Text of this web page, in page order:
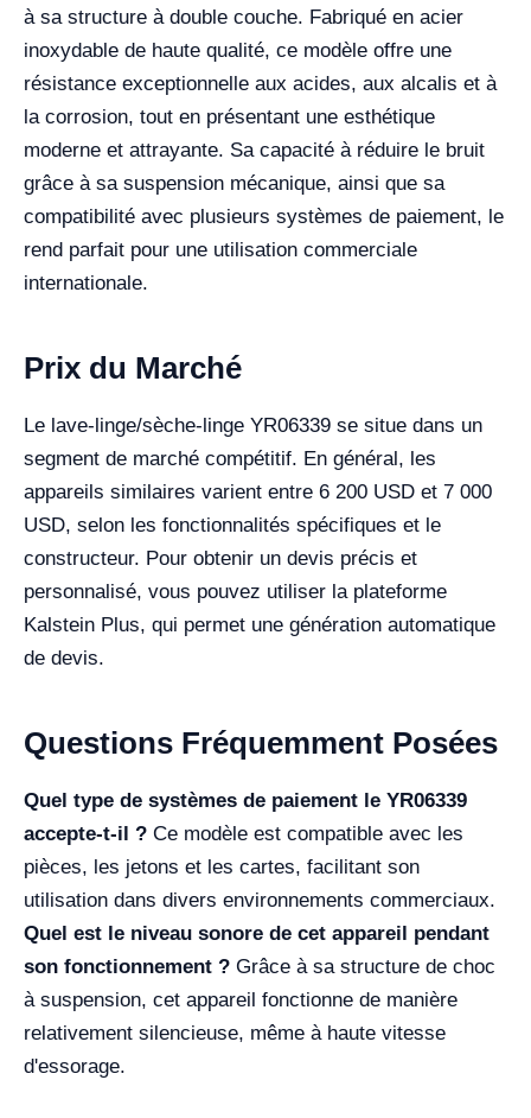
à sa structure à double couche. Fabriqué en acier
inoxydable de haute qualité, ce modèle offre une
résistance exceptionnelle aux acides, aux alcalis et à
la corrosion, tout en présentant une esthétique
moderne et attrayante. Sa capacité à réduire le bruit
grâce à sa suspension mécanique, ainsi que sa
compatibilité avec plusieurs systèmes de paiement, le
rend parfait pour une utilisation commerciale
internationale.
Prix du Marché
Le lave-linge/sèche-linge YR06339 se situe dans un
segment de marché compétitif. En général, les
appareils similaires varient entre 6 200 USD et 7 000
USD, selon les fonctionnalités spécifiques et le
constructeur. Pour obtenir un devis précis et
personnalisé, vous pouvez utiliser la plateforme
Kalstein Plus, qui permet une génération automatique
de devis.
Questions Fréquemment Posées
Quel type de systèmes de paiement le YR06339
accepte-t-il ? Ce modèle est compatible avec les
pièces, les jetons et les cartes, facilitant son
utilisation dans divers environnements commerciaux.
Quel est le niveau sonore de cet appareil pendant
son fonctionnement ? Grâce à sa structure de choc
à suspension, cet appareil fonctionne de manière
relativement silencieuse, même à haute vitesse
d'essorage.